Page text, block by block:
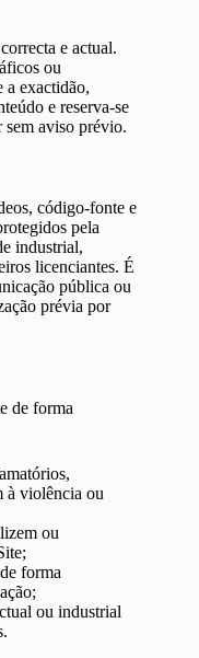
e actual.
ou
a exactidão,
e reserva-se
aviso prévio.
código-fonte e
pela
industrial,
licenciantes. É
pública ou
prévia por
de forma
à violência ou
ou
forma
ou industrial